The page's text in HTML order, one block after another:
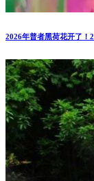
2026年普者黑荷花开了！